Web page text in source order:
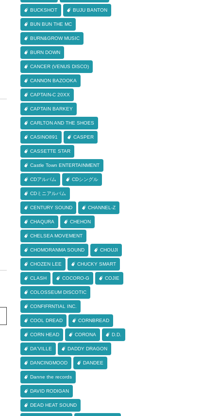
BUCKSHOT BUJU BANTON
BUN BUN THE MC
BURN&GROW MUSIC
BURN DOWN
CANCER (VENUS DISCO)
CANNON BAZOOKA
CAPTAIN-C 20XX
CAPTAIN BARKEY
CARLTON AND THE SHOES
CASINO891 CASPER
CASSETTE STAR
Castle Town ENTERTAINMENT
CDアルバム CDシングル
CDミニアルバム
CENTURY SOUND CHANNEL-Z
CHAQURA CHEHON
CHELSEA MOVEMENT
CHOMORANMA SOUND CHOUJI
CHOZEN LEE CHUCKY SMART
CLASH COCORO-G COJIE
COLOSSEUM DISCOTIC
CONFIFRNTIAL INC.
COOL DREAD CORNBREAD
CORN HEAD CORONA D.D.
DA'VILLE DADDY DRAGON
DANCINGMOOD DANDEE
Danne the records
DAVID RODIGAN
DEAD HEAT SOUND